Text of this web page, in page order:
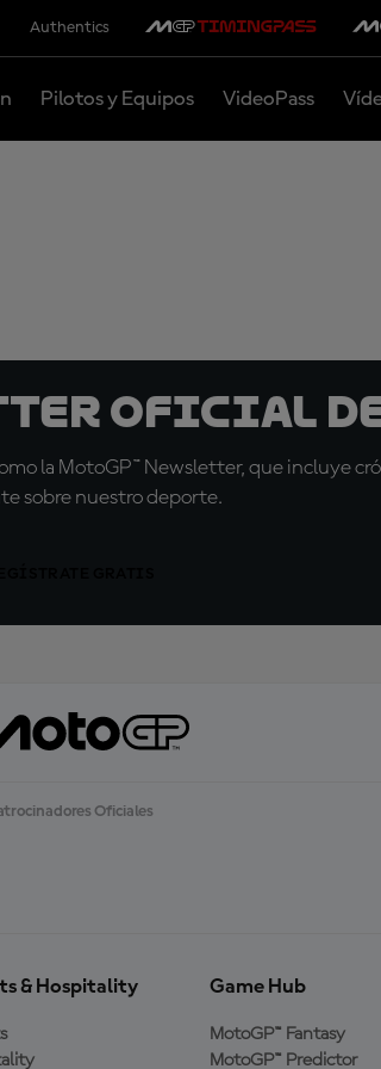
Authentics
Pilotos y Equipos VideoPass
oficial de
la MotoGP™ Newsletter, que incluye
sobre nuestro deporte.
Oficiales
& Hospitality Game Hub
MotoGP™ Fantasy
MotoGP™ Predictor